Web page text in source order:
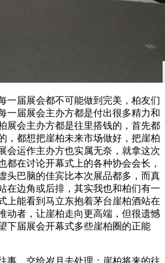
一届展会都不可能做到完美，柏友们
一届展会主办方都是付出很多精力和
展会主办方都是往里搭钱的，首先都
，都想把崖柏未来市场做好，把崖柏
会运作主办方也实属无奈，就拿这次
都在讨论开幕式上的各种协会会长，
头巴脑的佳宾比本次展品都多，而真
在边角或后排，其实我也和柏们有一
上能看到马立东抱着茅台崖柏酒站在
动者，让崖柏走向更高端，但很遗憾
下届展会开幕式多些崖柏圈的正能
事，交给岁月去处理；崖柏将来的往